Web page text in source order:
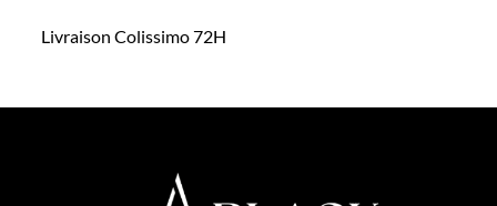
Livraison Colissimo 72H